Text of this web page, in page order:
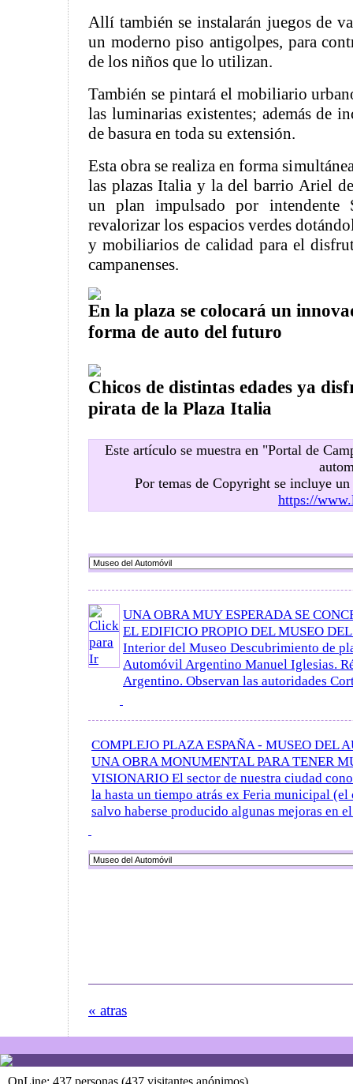
Allí también se instalarán juegos de
un moderno piso antigolpes, para
de los niños que lo utilizan.
También se pintará el mobiliario
las luminarias existentes; además de
de basura en toda su extensión.
Esta obra se realiza en forma
las plazas Italia y la del barrio Ariel
un plan impulsado por intendente
revalorizar los espacios verdes
y mobiliarios de calidad para el
campanenses.
En la plaza se colocará un
forma de auto del futuro
Chicos de distintas edades ya
pirata de la Plaza Italia
Este artículo se muestra en "Portal de
Por temas de Copyright se incluye un
https://
UNA OBRA MUY ESPERADA SE
EL EDIFICIO PROPIO DEL MUSEO
Interior del Museo Descubrimiento de
Automóvil Argentino Manuel Iglesias.
Argentino. Observan las autoridades
COMPLEJO PLAZA ESPAÑA - MUSEO DEL
UNA OBRA MONUMENTAL PARA TENER
VISIONARIO El sector de nuestra ciudad
la hasta un tiempo atrás ex Feria municipal (el
salvo haberse producido algunas mejoras en
« atras
OnLine: 437 personas (437 visitantes anónimos)